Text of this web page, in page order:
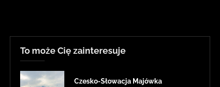
To może Cię zainteresuje
Czesko-Słowacja Majówka